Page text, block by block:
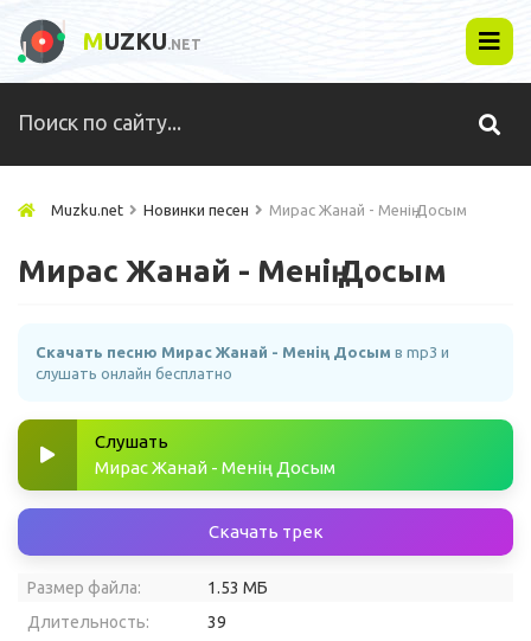
MUZKU.NET
Muzku.net Новинки песен Мирас Жанай - Менің Досым
Мирас Жанай - Менің Досым
Скачать песню Мирас Жанай - Менің Досым в mp3 и
слушать онлайн бесплатно
Слушать
Мирас Жанай - Менің Досым
Скачать трек
Размер файла:
1.53 МБ
Длительность:
39